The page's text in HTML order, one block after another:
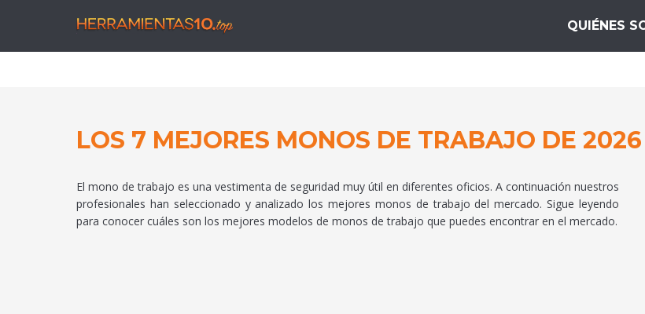
QUIÉNES
LOS 7 MEJORES MONOS DE TRABAJO DE 2026
El mono de trabajo es una vestimenta de seguridad muy útil en diferentes oficios. A continuación nuestros
profesionales han seleccionado y analizado los mejores monos de trabajo del mercado. Sigue leyendo
para conocer cuáles son los mejores modelos de monos de trabajo que puedes encontrar en el mercado.